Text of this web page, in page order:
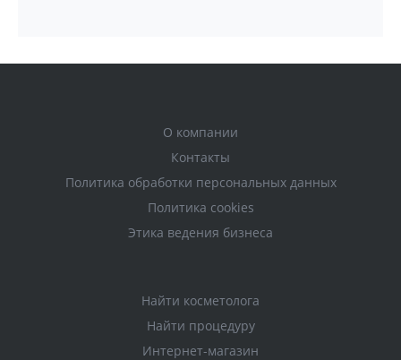
О компании
Контакты
Политика обработки персональных данных
Политика cookies
Этика ведения бизнеса
Найти косметолога
Найти процедуру
Интернет-магазин